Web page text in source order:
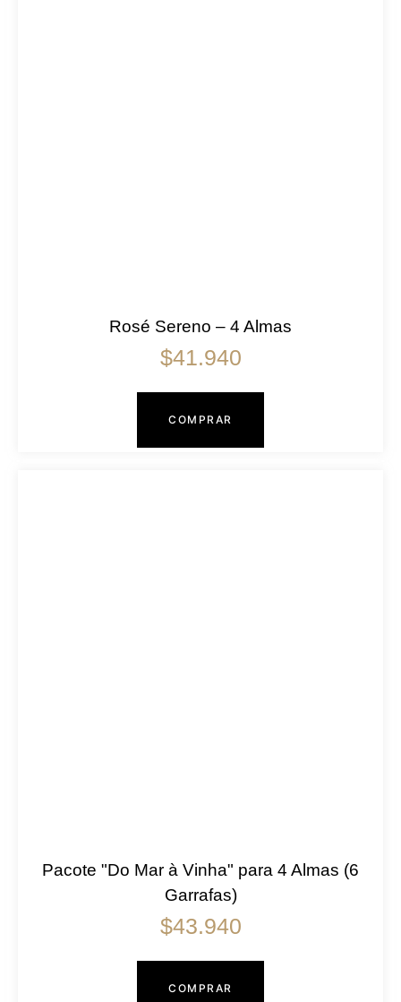
Rosé Sereno – 4 Almas
$41.940
COMPRAR
Pacote "Do Mar à Vinha" para 4 Almas (6
Garrafas)
$43.940
COMPRAR